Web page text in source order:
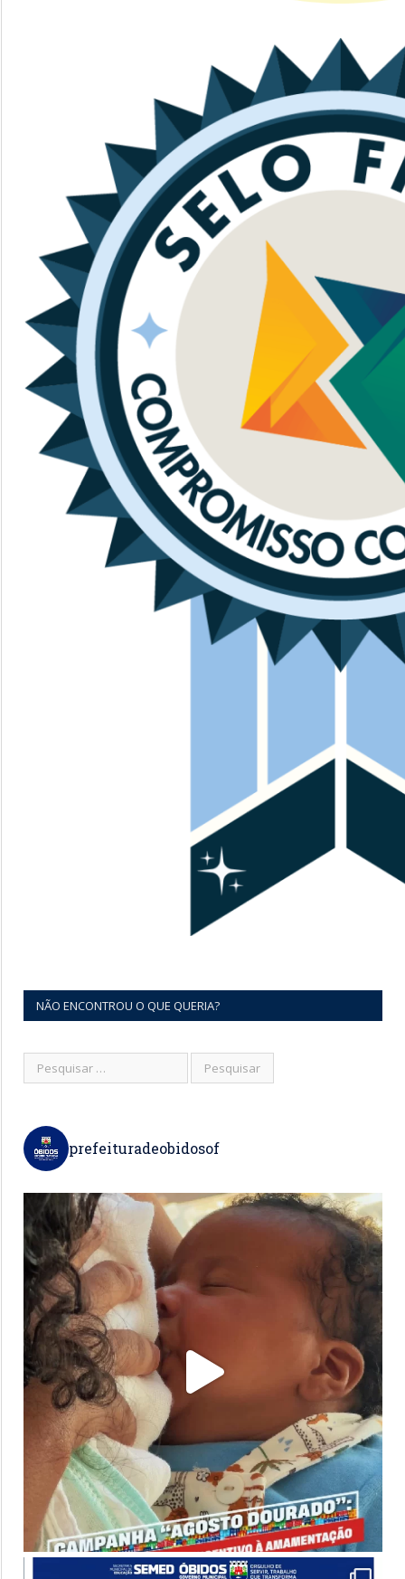
NÃO ENCONTROU O QUE QUERIA?
prefeituradeobidosof